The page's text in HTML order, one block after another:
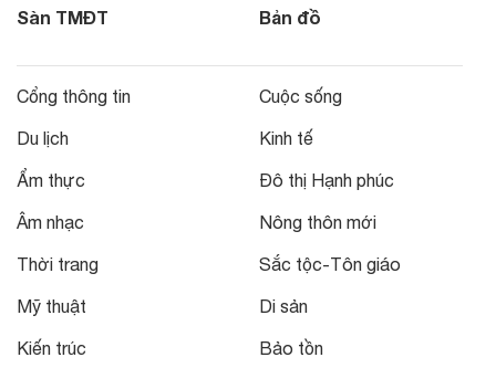
Sàn TMĐT Bản đồ
Cổng thông tin
Du lịch
Ẩm thực
Âm nhạc
Thời trang
Mỹ thuật
Kiến trúc
Cuộc sống
Kinh tế
Đô thị Hạnh phúc
Nông thôn mới
Sắc tộc-Tôn giáo
Di sản
Bảo tồn